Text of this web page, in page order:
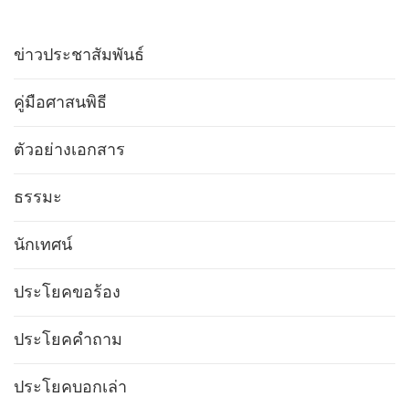
ข่าวประชาสัมพันธ์
คู่มือศาสนพิธี
ตัวอย่างเอกสาร
ธรรมะ
นักเทศน์
ประโยคขอร้อง
ประโยคคำถาม
ประโยคบอกเล่า